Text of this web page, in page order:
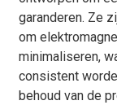
garanderen. Ze
om
minimaliseren,
consistent
behoud van de